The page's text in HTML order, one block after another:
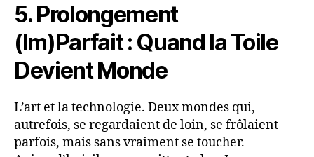
5. Prolongement
(Im)Parfait : Quand la Toile
Devient Monde
L’art et la technologie. Deux mondes qui,
autrefois, se regardaient de loin, se frôlaient
parfois, mais sans vraiment se toucher.